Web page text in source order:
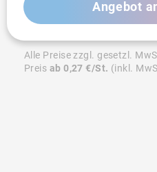
Angebot
Alle Preise zzgl. gesetzl.
Preis ab 0,27 €/St. (inkl.